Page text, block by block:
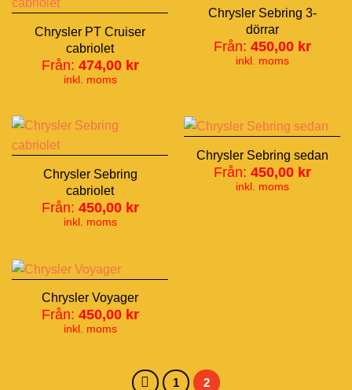
Chrysler PT Cruiser
cabriolet
Från: 474,00 kr
inkl. moms
Chrysler Sebring 3-
dörrar
Från: 450,00 kr
inkl. moms
Chrysler Sebring
cabriolet
Från: 450,00 kr
inkl. moms
Chrysler Sebring sedan
Från: 450,00 kr
inkl. moms
Chrysler Voyager
Från: 450,00 kr
inkl. moms
1 2